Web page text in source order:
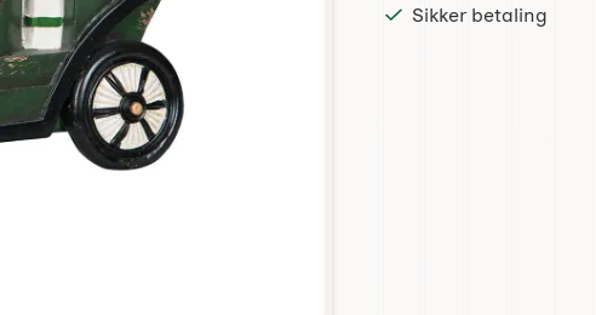
Sikker betaling